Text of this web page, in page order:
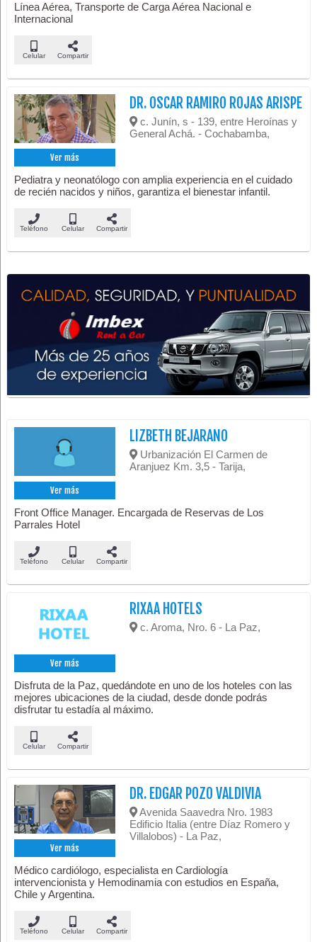
Línea Aérea, Transporte de Carga Aérea Nacional e
Internacional
Celular Compartir
Ver más
DR. OSCAR RAMIRO ROJAS ARISPE
c. Junín, s - 139, entre Heroínas y
General Achá. - Cochabamba,
Pediatra y neonatólogo con amplia experiencia en el cuidado
de recién nacidos y niños, garantiza el bienestar infantil.
Teléfono Celular Compartir
Ver más
LIZBETH BEJARANO
Urbanización El Carmen de
Aranjuez Km. 3,5 - Tarija,
Front Office Manager. Encargada de Reservas de Los
Parrales Hotel
Teléfono Celular Compartir
Ver más
RIXAA HOTELS
c. Aroma, Nro. 6 - La Paz,
Disfruta de la Paz, quedándote en uno de los hoteles con las
mejores ubicaciones de la ciudad, desde donde podrás
disfrutar tu estadía al máximo.
Celular Compartir
Ver más
DR. EDGAR POZO VALDIVIA
Avenida Saavedra Nro. 1983
Edificio Italia (entre Díaz Romero y
Villalobos) - La Paz,
Médico cardiólogo, especialista en Cardiología
intervencionista y Hemodinamia con estudios en España,
Chile y Argentina.
Teléfono Celular Compartir